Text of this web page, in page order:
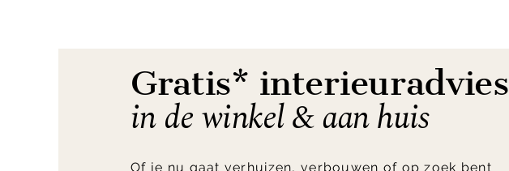
Gratis* interieuradvies
in de winkel & aan huis
Of je nu gaat verhuizen, verbouwen of op zoek bent